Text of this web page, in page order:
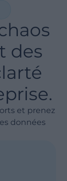
des
et prenez
données